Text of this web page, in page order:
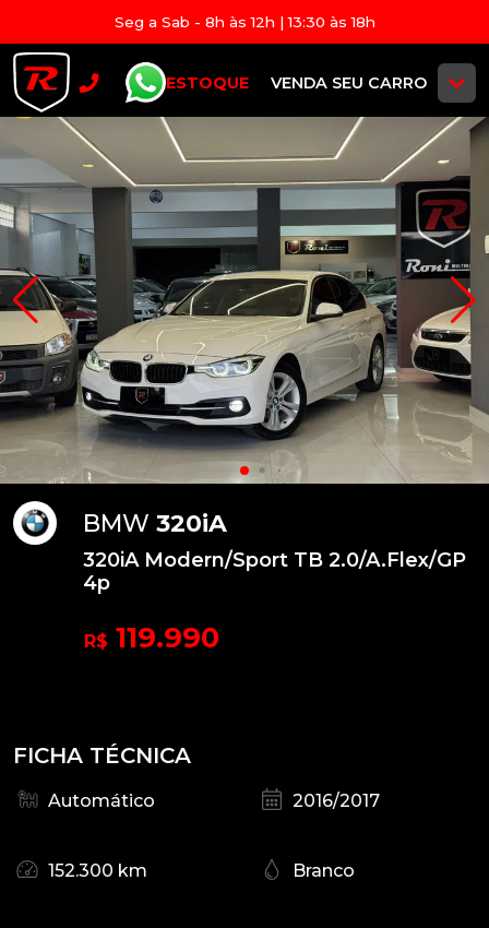
Seg a Sab - 8h às 12h | 13:30 às 18h
ESTOQUE VENDA SEU CARRO
BMW 320iA
320iA Modern/Sport TB 2.0/A.Flex/GP
4p
R$ 119.990
FICHA TÉCNICA
Automático 2016/2017
152.300 km Branco